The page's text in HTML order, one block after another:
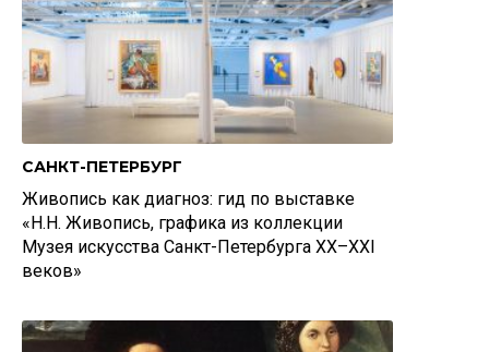
САНКТ-ПЕТЕРБУРГ
Живопись как диагноз: гид по выставке
«Н.Н. Живопись, графика из коллекции
Музея искусства Санкт-Петербурга XX–XXI
веков»